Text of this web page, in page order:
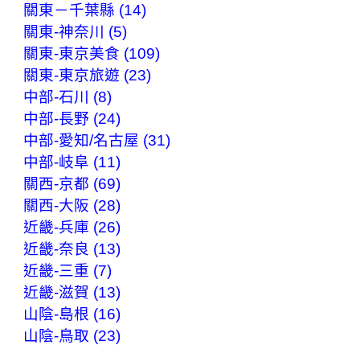
關東－千葉縣 (14)
關東-神奈川 (5)
關東-東京美食 (109)
關東-東京旅遊 (23)
中部-石川 (8)
中部-長野 (24)
中部-愛知/名古屋 (31)
中部-岐阜 (11)
關西-京都 (69)
關西-大阪 (28)
近畿-兵庫 (26)
近畿-奈良 (13)
近畿-三重 (7)
近畿-滋賀 (13)
山陰-島根 (16)
山陰-鳥取 (23)